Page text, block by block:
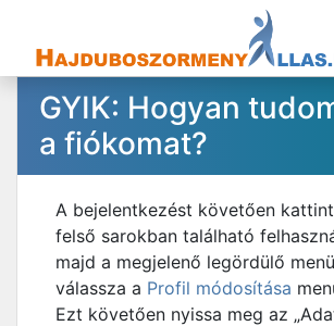
GYIK: Hogyan
a fiókomat?
A bejelentkezést követően
felső sarokban található
majd a megjelenő legördülő
válassza a Profil módosítása
Ezt követően nyissa meg az